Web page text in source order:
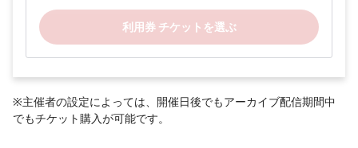
利用券 チケットを選ぶ
※主催者の設定によっては、開催日後でもアーカイブ配信期間中
でもチケット購入が可能です。